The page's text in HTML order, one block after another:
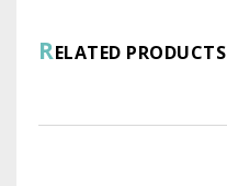
RELATED PRODUCTS